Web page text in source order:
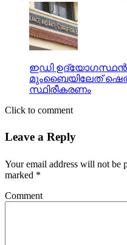
ഇഡി
മുംബൈയിലേത്
സ്ഥിരീകരണം
Click to comment
Leave a Reply
Your email address will not be
marked *
Comment